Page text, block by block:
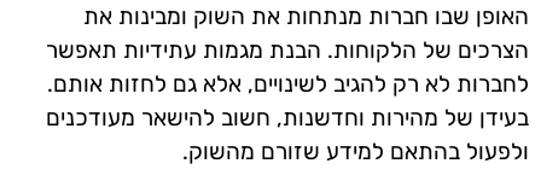
האופן שבו חברות מנתחות את השוק ומבינות את
הצרכים של הלקוחות. הבנת מגמות עתידיות תאפשר
לחברות לא רק להגיב לשינויים, אלא גם לחזות אותם.
בעידן של מהירות וחדשנות, חשוב להישאר מעודכנים
ולפעול בהתאם למידע שזורם מהשוק.